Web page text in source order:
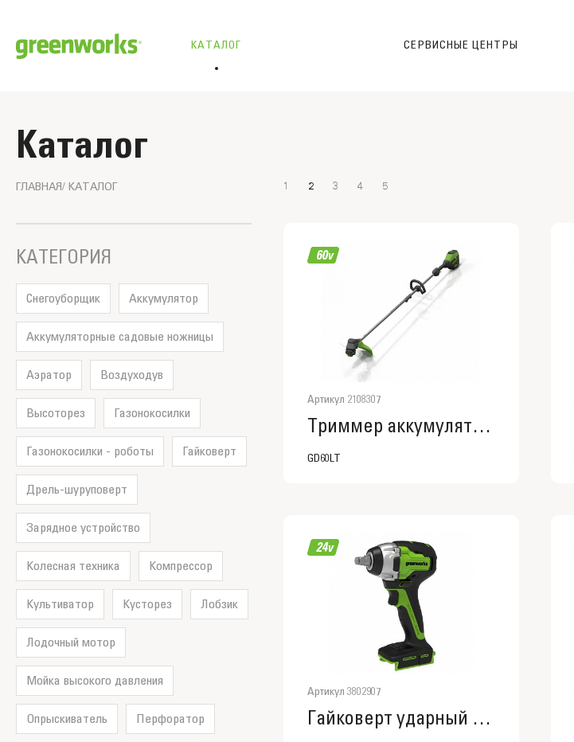
КАТАЛОГ СЕРВИСНЫЕ ЦЕНТРЫ
Каталог
ГЛАВНАЯ КАТАЛОГ
Фильтры
КАТЕГОРИЯ
Cнегоуборщик Аккумулятор
Аккумуляторные садовые ножницы
Аэратор Воздуходув
Высоторез Газонокосилки
Газонокосилки - роботы Гайковерт
Дрель-шуруповерт
Зарядное устройство
Колесная техника Компрессор
Культиватор Кусторез Лобзик
Лодочный мотор
Мойка высокого давления
Опрыскиватель Перфоратор
1 2 3 4 5
Артикул 2108307
Триммер аккумуляторный Greenworks GD60LT, 60V, 40 см, бесщеточный, без АКБ и ЗУ
GD60LT
Артикул 3802907
Гайковерт ударный аккумуляторный Greenworks GD24IW400, 24V, бесщеточный, без АКБ и ЗУ